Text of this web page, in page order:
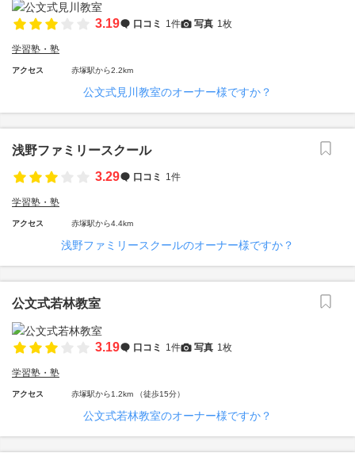
3.19 口コミ 1件 写真 1枚
学習塾・塾
アクセス 赤塚駅から2.2km
公文式見川教室のオーナー様ですか？
浅野ファミリースクール
3.29
口コミ 1件
学習塾・塾
アクセス 赤塚駅から4.4km
浅野ファミリースクールのオーナー様ですか？
公文式若林教室
3.19 口コミ 1件 写真 1枚
学習塾・塾
アクセス 赤塚駅から1.2km （徒歩15分）
公文式若林教室のオーナー様ですか？